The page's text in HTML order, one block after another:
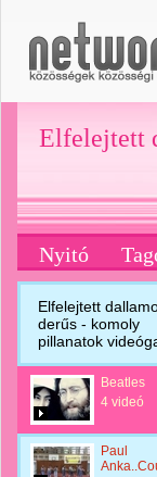
Elfelejtett
Nyitó
Elfelejtett
derűs - komoly
pillanatok
Beatles
4 videó
Paul